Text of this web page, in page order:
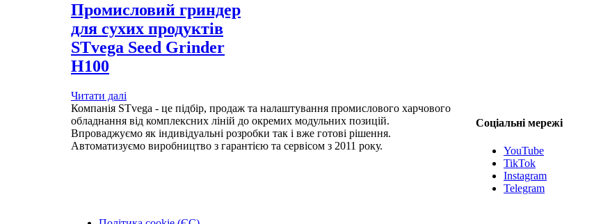
Промисловий гриндер
для сухих продуктів
STvega Seed Grinder
Н100
Читати далі
Компанія STvega - це підбір, продаж та налаштування промислового харчового
обладнання від комплексних ліній до окремих модульних позицій.
Впроваджуємо як індивідуальні розробки так і вже готові рішення.
Автоматизуємо виробництво з гарантією та сервісом з 2011 року.
Соціальні мережі
YouTube
TikTok
Instagram
Telegram